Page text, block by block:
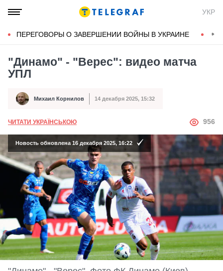
УКР
ПЕРЕГОВОРЫ О ЗАВЕРШЕНИИ ВОЙНЫ В УКРАИНЕ
"Динамо" - "Верес": видео матча
УПЛ
Автор Михаил Корнилов
Дата публикации 14 декабря 2025, 15:32
ЧИТАТИ УКРАЇНСЬКОЮ АВТОР
956
Новость обновлена 16 декабря 2025, 16:22